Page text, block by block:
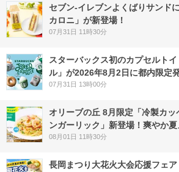
セブン‐イレブンよくばりサンド
カロニ」が新登場！
07月31日 11時30分
スターバックス初のカプセルト
ル」が2026年8月2日に都内限定
07月31日 13時00分
オリーブの丘 8月限定「冷製カ
ンガーリック」新登場！爽やか
08月01日 11時30分
長岡まつり大花火大会応援フェ